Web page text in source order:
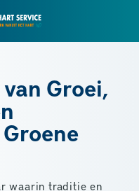
Groei,
waarin traditie en